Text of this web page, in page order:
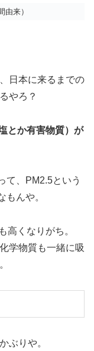
由来）
日本に来るまでの
やろ？
とか有害物質）が
て、PM2.5という
もんや。
高くなりがち。
学物質も一緒に吸
ぶりや。